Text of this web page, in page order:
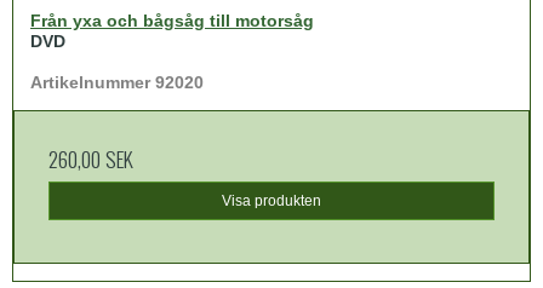
Från yxa och bågsåg till motorsåg
DVD
Artikelnummer 92020
260,00 SEK
Visa produkten